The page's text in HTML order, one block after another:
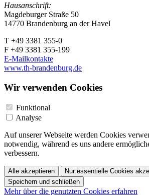
Hausanschrift:
Magdeburger Straße 50
14770 Brandenburg an der Havel
T +49 3381 355-0
F +49 3381 355-199
E-Mailkontakte
www.th-brandenburg.de
Wir verwenden Cookies
Funktional
Analyse
Auf unserer Webseite werden Cookies
notwendig, während es uns andere
verbessern.
Alle akzeptieren
Nur essentielle Cookies
Speichern und schließen
Mehr über die genutzten Cookies erfahren